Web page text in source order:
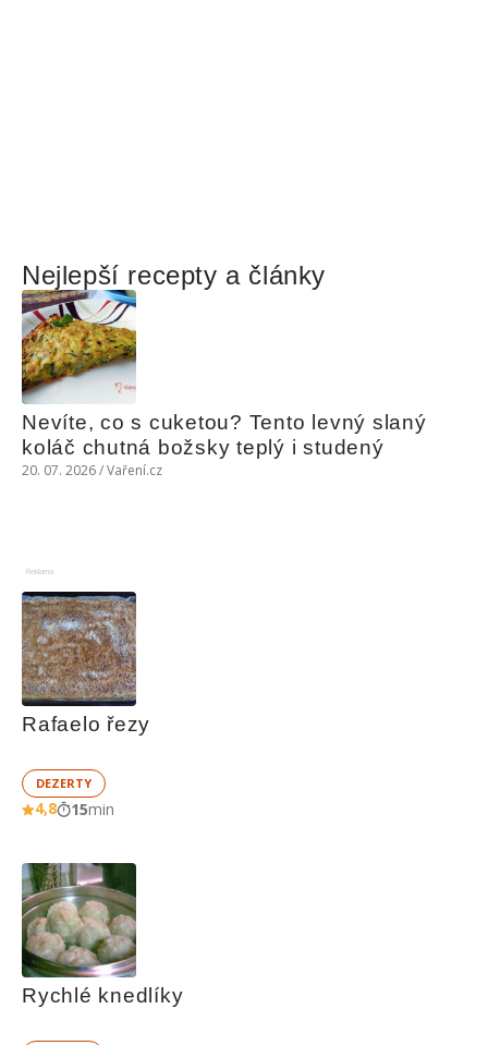
Nejlepší recepty a články
Nevíte, co s cuketou? Tento levný slaný
koláč chutná božsky teplý i studený
20. 07. 2026 / Vaření.cz
Reklama
Rafaelo řezy
DEZERTY
4,8 15min
Rychlé knedlíky